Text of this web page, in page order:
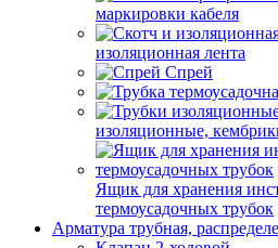
маркировки кабеля
изоляционная лента
Спрей
изоляционные,
Ящик для хранения
термоусадочных трубок
Арматура трубная,